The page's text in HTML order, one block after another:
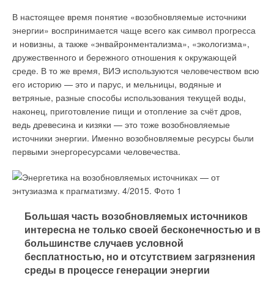
В настоящее время понятие «возобновляемые источники
энергии» воспринимается чаще всего как символ прогресса
и новизны, а также «энвайронментализма», «экологизма»,
дружественного и бережного отношения к окружающей
среде. В то же время, ВИЭ используются человечеством всю
его историю — это и парус, и мельницы, водяные и
ветряные, разные способы использования текущей воды,
наконец, приготовление пищи и отопление за счёт дров,
ведь древесина и кизяки — это тоже возобновляемые
источники энергии. Именно возобновляемые ресурсы были
первыми энергоресурсами человечества.
Большая часть возобновляемых источников
интересна не только своей бесконечностью и в
большинстве случаев условной
бесплатностью, но и отсутствием загрязнения
среды в процессе генерации энергии
Энергоэффективность и энергосбережение:
стратегический подход
Нюансы управления энергосбережением в регионах
России
На повестке дня — «зелёная» экономика
Барьеры в развитии энергетики устранимы
Практические энергосберегающие технологии от Grundfos
Энергоэффективность — текущее положение дел
ЖКХ России сегодня: проблемы и задачи
Конференция «Финансирование проектов по
энергосбережению и ВИЭ…»
Йенс Осмо Даллендоерфер: основания для
оптимизма есть!